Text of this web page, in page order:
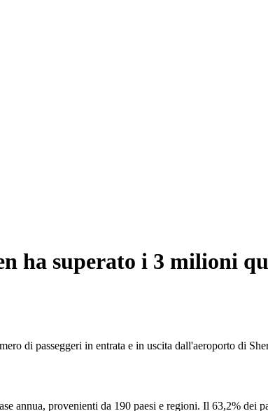
ha superato i 3 milioni
di passeggeri in entrata e in uscita dall'aeroporto di
annua, provenienti da 190 paesi e regioni. Il 63,2% dei